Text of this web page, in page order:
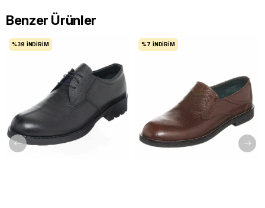
Benzer Ürünler
%39 İNDIRIM %7 İNDIRIM